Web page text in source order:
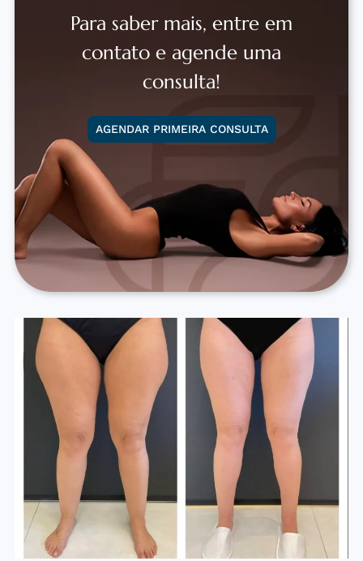
Para saber mais, entre em
contato e agende uma
consulta!
AGENDAR PRIMEIRA CONSULTA